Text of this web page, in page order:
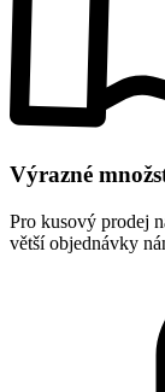
Výrazné
Pro kusový prodej
větší objednávky